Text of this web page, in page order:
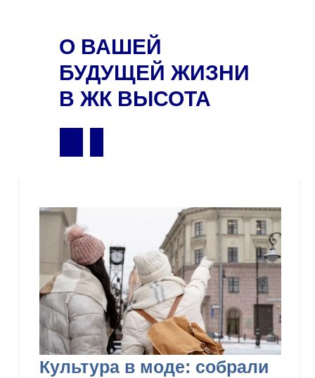
О ВАШЕЙ
БУДУЩЕЙ ЖИЗНИ
В ЖК ВЫСОТА